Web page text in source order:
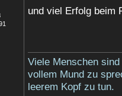
und viel Erfolg beim
Viele Menschen
vollem Mund zu
leerem Kopf zu tun.